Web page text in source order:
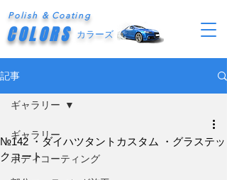
Polish & Coating
COLORS カラーズ
記事
ギャラリー
ボディコーティング
ギャラリー
№142 ・ダイハツタントカスタム ・グラステッ
クコート